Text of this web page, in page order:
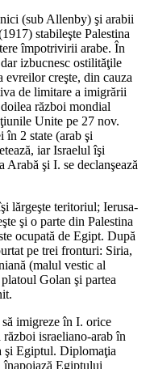
(sub Allenby) şi arabii
stabileşte Palestina
împotrivirii arabe. În
izbucnesc ostilităţile
creşte, din cauza
de limita­re a imigrării
război mondial
Unite pe 27 nov.
în 2 state (arab şi
iar Israelul îşi
şi I. se declanşează
lărgeşte teritoriul; Ierusa­
şi o parte din Palestina
ocupată de Egipt. După
pe trei fronturi: Siria,
(malul vestic al
Golan şi partea
imi­greze în I. orice
israeliano-arab în
şi Egiptul. Diplomaţia
înapoiază Egiptului